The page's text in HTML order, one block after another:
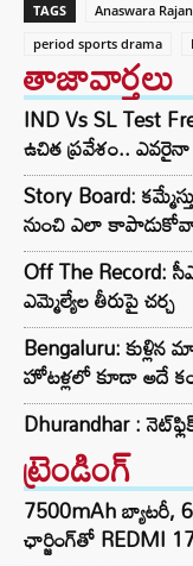
TAGS Anaswara Rajan
period sports drama
తాజావార్తలు
IND Vs SL Test
ఉచిత ప్రవేశం.. ఎవరైనా
Story Board:
నుంచి ఎలా
Off The Record:
ఎమ్మెల్యేల తీరుపై చర్చ
Bengaluru:
హోటళ్లలో కూడా అదే
Dhurandhar :
ట్రెండింగ్‌
7500mAh బ్యాటరీ,
ఛార్జింగ్‌తో REDMI